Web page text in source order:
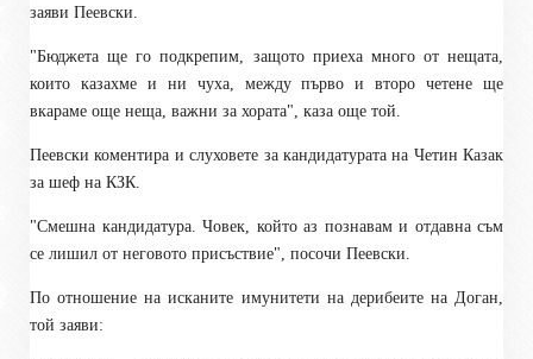
заяви Пеевски.
"Бюджета ще го подкрепим, защото приеха много от нещата,
които казахме и ни чуха, между първо и второ четене ще
вкараме още неща, важни за хората", каза още той.
Пеевски коментира и слуховете за кандидатурата на Четин Казак
за шеф на КЗК.
"Смешна кандидатура. Човек, който аз познавам и отдавна съм
се лишил от неговото присъствие", посочи Пеевски.
По отношение на исканите имунитети на дерибеите на Доган,
той заяви: